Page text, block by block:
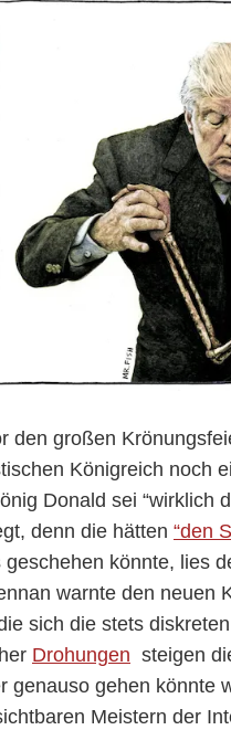
den großen
Königreich noch
Donald sei “wirklich
denn die hätten “den
könnte, lies
warnte den neuen
sich die stets
Drohungen steigen
genauso gehen könnte
Meistern der